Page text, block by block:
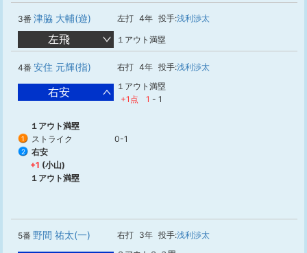
3番 津脇 大輔(遊) 左打 4年 投手:浅利渉太
左飛 １アウト満塁
4番 安住 元輝(指) 右打 4年 投手:浅利渉太
右安
１アウト満塁
+1点
1 - 1
１アウト満塁
1 ストライク 0-1
2
右安
+1 (小山)
１アウト満塁
5番 野間 祐太(一) 右打 3年 投手:浅利渉太